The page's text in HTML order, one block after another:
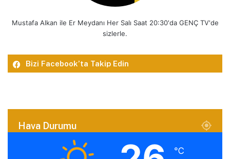
Mustafa Alkan ile Er Meydanı Her Salı Saat 20:30'da GENÇ TV'de
sizlerle.
Bizi Facebook’ta Takip Edin
Hava Durumu
℃